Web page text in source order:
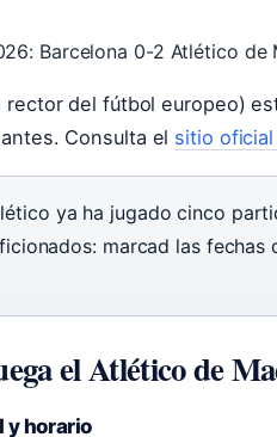
Barcelona 0-2 Atlético
rector del fútbol europeo)
Consulta el sitio oficial
ya ha jugado cinco
marcad las
el Atlético de
y horario